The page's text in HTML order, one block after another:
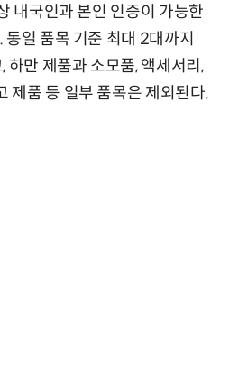
내국인과 본인 인증이 가능한
일 품목 기준 최대 2대까지
하만 제품과 소모품, 액세서리,
제품 등 일부 품목은 제외된다.